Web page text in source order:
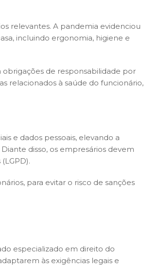
relevantes. A pandemia evidenciou
incluindo ergonomia, higiene e
de responsabilidade por
relacionados à saúde do funcionário,
e dados pessoais, elevando a
disso, os empresários devem
para evitar o risco de sanções
especializado em direito do
às exigências legais e